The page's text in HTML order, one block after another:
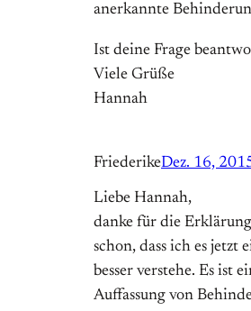
anerkannte
Ist deine Frage
Viele Grüße
Hannah
FriederikeDez. 16,
Liebe Hannah,
danke für die
schon, dass ich es jetzt
besser verstehe. Es ist
Auffassung von